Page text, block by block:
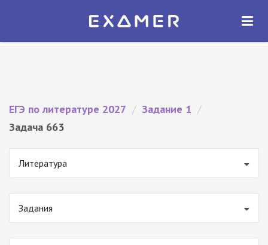
Экзамер — ЕГЭ 2027
ОТКРЫТЬ
ЕГЭ по литературе 2027 / Задание 1 /
Задача 663
Литература
Задания